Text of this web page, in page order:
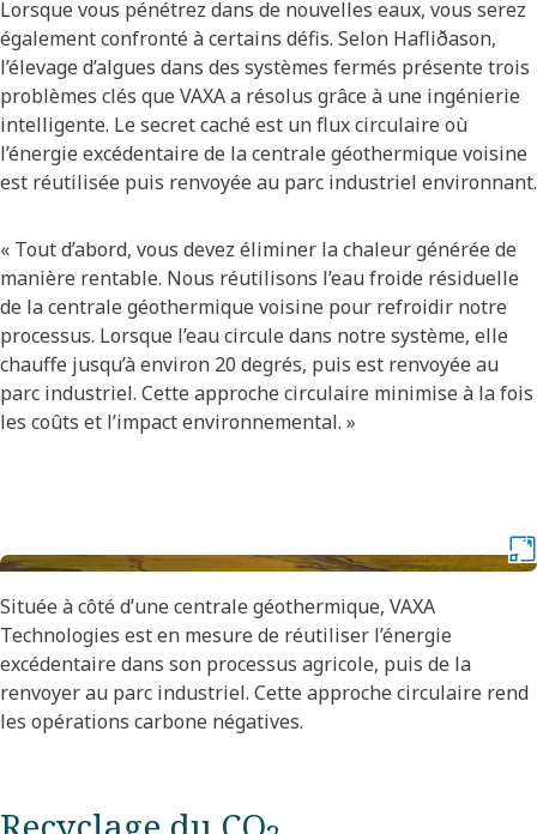
Lorsque vous pénétrez dans de nouvelles eaux, vous serez
également confronté à certains défis. Selon Hafliðason,
l’élevage d’algues dans des systèmes fermés présente trois
problèmes clés que VAXA a résolus grâce à une ingénierie
intelligente. Le secret caché est un flux circulaire où
l’énergie excédentaire de la centrale géothermique voisine
est réutilisée puis renvoyée au parc industriel environnant.
« Tout d’abord, vous devez éliminer la chaleur générée de
manière rentable. Nous réutilisons l’eau froide résiduelle
de la centrale géothermique voisine pour refroidir notre
processus. Lorsque l’eau circule dans notre système, elle
chauffe jusqu’à environ 20 degrés, puis est renvoyée au
parc industriel. Cette approche circulaire minimise à la fois
les coûts et l’impact environnemental. »
Située à côté d’une centrale géothermique, VAXA
Technologies est en mesure de réutiliser l’énergie
excédentaire dans son processus agricole, puis de la
renvoyer au parc industriel. Cette approche circulaire rend
les opérations carbone négatives.